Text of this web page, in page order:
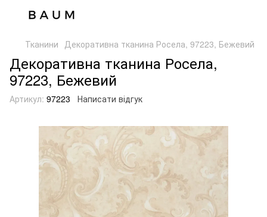
Тканини Декоративна тканина Росела, 97223, Бежевий
Декоративна тканина Росела,
97223, Бежевий
Артикул: 97223 Написати відгук